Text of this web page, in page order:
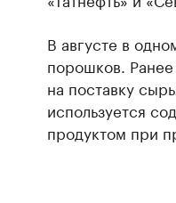
В августе в
порошков.
на поставку
используется
продуктом при